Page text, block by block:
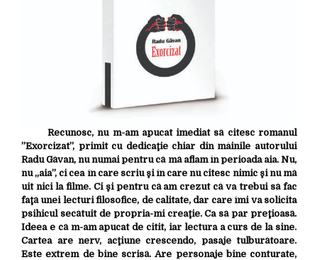
Recunosc, nu m-am apucat imediat să citesc romanul
”Exorcizat”, primit cu dedicaţie chiar din mâinile autorului
Radu Găvan, nu numai pentru că mă aflam în perioada aia. Nu,
nu „aia”, ci cea în care scriu şi în care nu citesc nimic şi nu mă
uit nici la filme. Ci şi pentru că am crezut că va trebui să fac
faţă unei lecturi filosofice, de calitate, dar care îmi va solicita
psihicul secătuit de propria-mi creaţie. Ca să par preţioasă.
Ideea e că m-am apucat de citit, iar lectura a curs de la sine.
Cartea are nerv, acţiune crescendo, pasaje tulburătoare.
Este extrem de bine scrisă. Are personaje bine conturate,